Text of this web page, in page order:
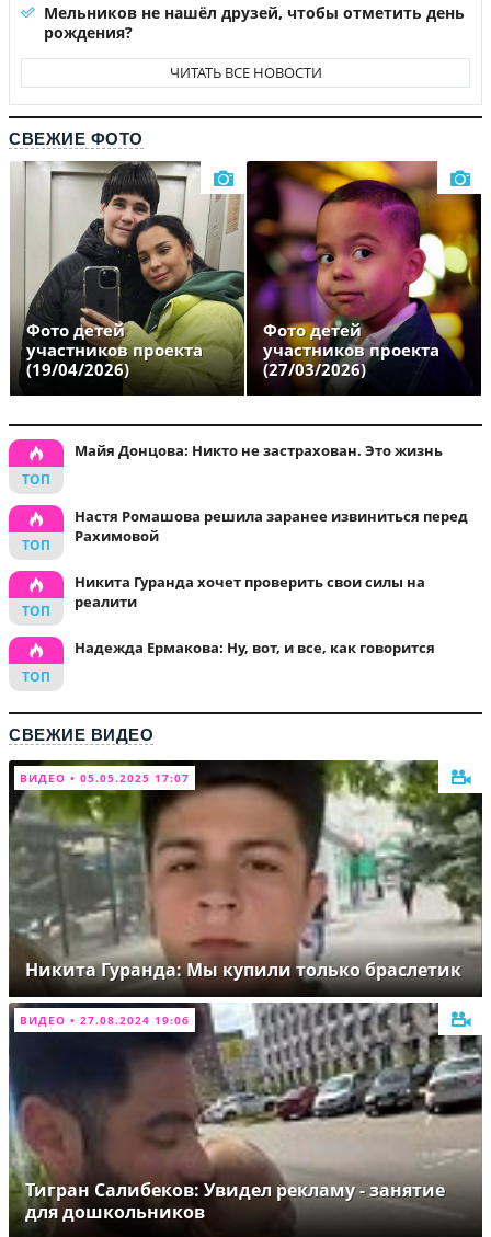
Мельников не нашёл друзей, чтобы отметить день
рождения?
ЧИТАТЬ ВСЕ НОВОСТИ
СВЕЖИЕ ФОТО
Фото детей
участников проекта
(19/04/2026)
Фото детей
участников проекта
(27/03/2026)
Майя Донцова: Никто не застрахован. Это жизнь
Настя Ромашова решила заранее извиниться перед
Рахимовой
Никита Гуранда хочет проверить свои силы на
реалити
Надежда Ермакова: Ну, вот, и все, как говорится
СВЕЖИЕ ВИДЕО
ВИДЕО • 05.05.2025 17:07
Никита Гуранда: Мы купили только браслетик
ВИДЕО • 27.08.2024 19:06
Тигран Салибеков: Увидел рекламу - занятие
для дошкольников